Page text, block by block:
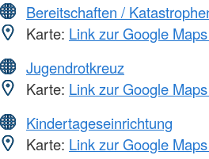
Bereitschaften /
Karte: Link zur Google
Jugendrotkreuz
Karte: Link zur Google
Kindertageseinrichtung
Karte: Link zur Google